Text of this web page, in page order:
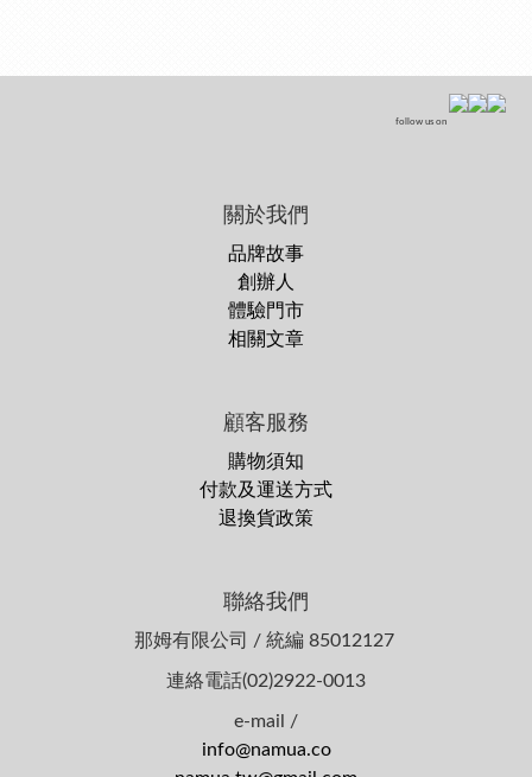
follow us on
關於我們
品牌故事
創辦人
體驗門市
相關文章
顧客服務
購物須知
付款及運送方式
退換貨政策
聯絡我們
那姆有限公司 / 統編 85012127
連絡電話(02)2922-0013
e-mail /
info@namua.co